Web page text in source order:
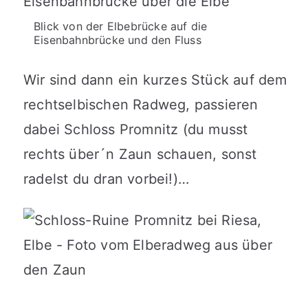
Blick von der Elbebrücke auf die
Eisenbahnbrücke und den Fluss
Wir sind dann ein kurzes Stück auf dem
rechtselbischen Radweg, passieren
dabei Schloss Promnitz (du musst
rechts über´n Zaun schauen, sonst
radelst du dran vorbei!)…